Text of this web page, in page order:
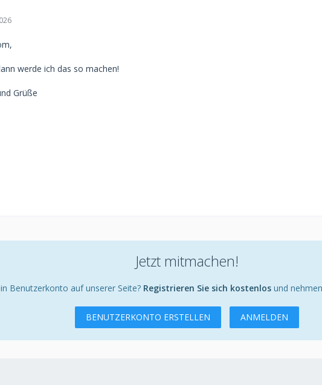
werde ich das so machen!
Grüße
Jetzt mitmachen!
Benutzerkonto auf unserer Seite? Registrieren Sie sich kostenlos und
BENUTZERKONTO ERSTELLEN ANMELDEN